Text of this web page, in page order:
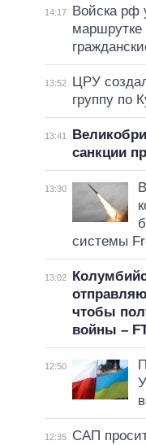
14:17
Войска рф
маршрутке
13:52
ЦРУ
группу по
13:41
санкции
13:30
системы
13:02
чтобы
войны –
12:50
12:35
САП